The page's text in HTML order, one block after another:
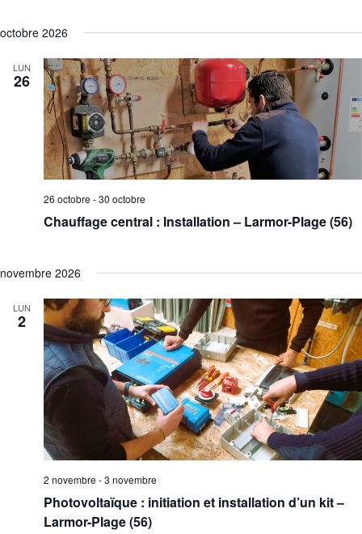
octobre 2026
LUN
26
26 octobre -30 octobre
Chauffage central : Installation – Larmor-Plage (56)
novembre 2026
LUN
2
2 novembre -3 novembre
Photovoltaïque : initiation et installation d’un kit –
Larmor-Plage (56)